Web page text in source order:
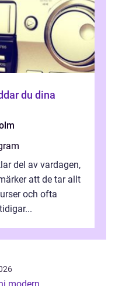
del av vardagen,
att de tar allt
och ofta